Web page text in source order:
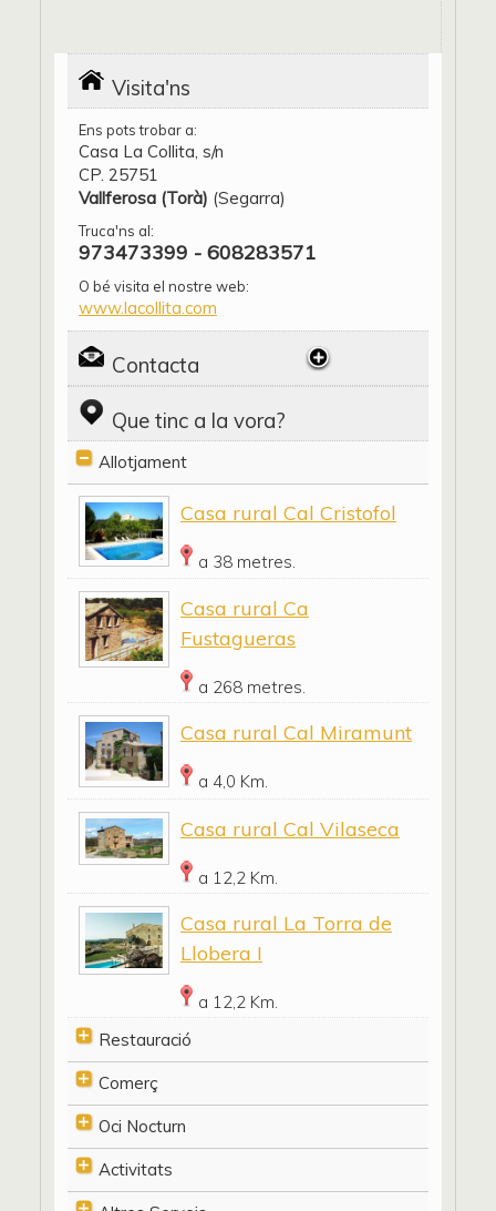
Visita'ns
Ens pots trobar a:
Casa La Collita, s/n
CP. 25751
Vallferosa (Torà) (Segarra)
Truca'ns al:
973473399 - 608283571
O bé visita el nostre web:
www.lacollita.com
Contacta
Que tinc a la vora?
Allotjament
Casa rural Cal Cristofol
a 38 metres.
Casa rural Ca
Fustagueras
a 268 metres.
Casa rural Cal Miramunt
a 4,0 Km.
Casa rural Cal Vilaseca
a 12,2 Km.
Casa rural La Torra de
Llobera I
a 12,2 Km.
Restauració
Comerç
Oci Nocturn
Activitats